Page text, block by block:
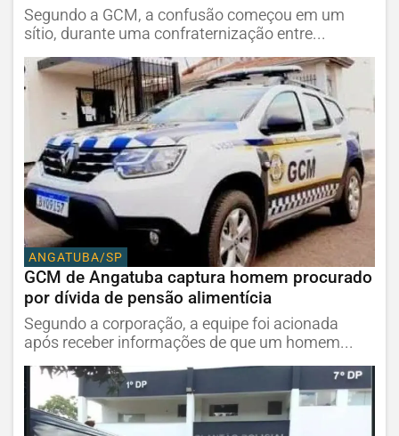
Segundo a GCM, a confusão começou em um
sítio, durante uma confraternização entre...
ANGATUBA/SP
GCM de Angatuba captura homem procurado
por dívida de pensão alimentícia
Segundo a corporação, a equipe foi acionada
após receber informações de que um homem...